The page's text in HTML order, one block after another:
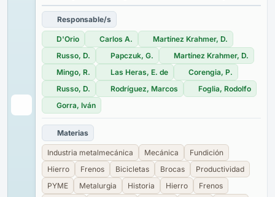
Responsable/s
D'Orio Carlos A.
Martínez Krahmer, D.
Russo, D.
Papczuk, G.
Martínez Krahmer, D.
Mingo, R.
Las Heras, E. de
Corengia, P.
Russo, D.
Rodríguez, Marcos
Foglia, Rodolfo
Gorra, Iván
Materias
Industria metalmecánica Mecánica
Fundición
Hierro
Frenos Bicicletas Brocas
Productividad
PYME
Metalurgia Historia Hierro
Frenos